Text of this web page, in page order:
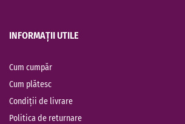
INFORMAȚII UTILE
Cum cumpăr
Cum plătesc
Condiții de livrare
Politica de returnare